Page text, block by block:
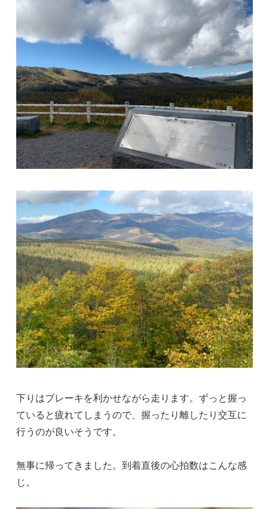
下りはブレーキを利かせながら走ります。ずっと握っ
ていると疲れてしまうので、握ったり離したり交互に
行うのが良いそうです。
無事に帰ってきました。到着直後の心拍数はこんな感
じ。